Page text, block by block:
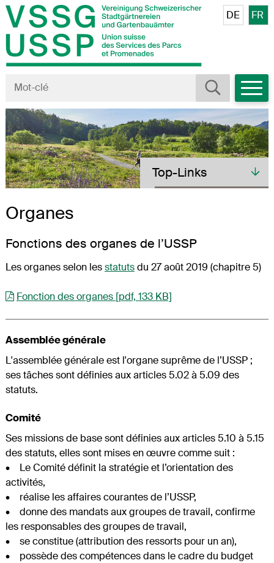
Navigieren in VSSG/USSP
Schnellnavigation
Terme de recherche
Rechercher
Veuillez
DE FR
Toplinks
Top-Links
Organes
Fonctions des organes de l’USSP
Les organes selon lesstatutsdu 27 août 2019 (chapitre 5)
Fonction des organes [pdf, 133 KB]
Assemblée générale
L'assemblée générale est l'organe suprême de l’USSP ;
ses tâches sont définies aux articles 5.02 à 5.09 des
statuts.
Comité
Ses missions de base sont définies aux articles 5.10 à 5.15
des statuts, elles sont mises en œuvre comme suit :
• Le Comité définit la stratégie et l’orientation des
activités,
• réalise les affaires courantes de l’USSP,
• donne des mandats aux groupes de travail, confirme
les responsables des groupes de travail,
• se constitue (attribution des ressorts pour un an),
• possède des compétences dans le cadre du budget